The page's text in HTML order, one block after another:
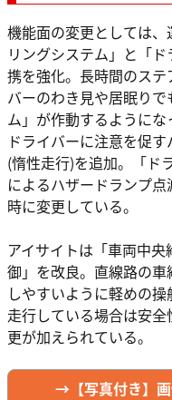
機能面の変更としては
リングシステム」と「
携を強化。長時間のス
バーのわき見や居眠り
ム」が作動するように
ドライバーに注意を促
(惰性走行)を追加。「ド
によるハザードランプ
時に変更している。
アイサイトは「車両中
御」を改良。直線路の
しやすいように軽めの
走行している場合は安
更が加えられている。
→【写真付き】